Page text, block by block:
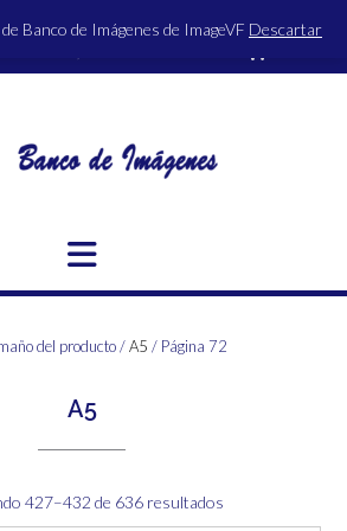
Banco de Imágenes de ImageVF Descartar
del producto /A5 / Página 72
A5
427–432 de 636 resultadosOrdenado
por